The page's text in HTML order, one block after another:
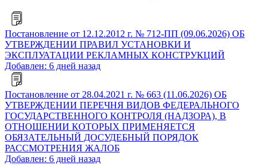
Постановление от 12.12.2012 г. № 712-ПП (09.06.2026) ОБ
УТВЕРЖДЕНИИ ПРАВИЛ УСТАНОВКИ И
ЭКСПЛУАТАЦИИ РЕКЛАМНЫХ КОНСТРУКЦИЙ
Добавлен: 6 дней назад
Постановление от 28.04.2021 г. № 663 (11.06.2026) ОБ
УТВЕРЖДЕНИИ ПЕРЕЧНЯ ВИДОВ ФЕДЕРАЛЬНОГО
ГОСУДАРСТВЕННОГО КОНТРОЛЯ (НАДЗОРА), В
ОТНОШЕНИИ КОТОРЫХ ПРИМЕНЯЕТСЯ
ОБЯЗАТЕЛЬНЫЙ ДОСУДЕБНЫЙ ПОРЯДОК
РАССМОТРЕНИЯ ЖАЛОБ
Добавлен: 6 дней назад